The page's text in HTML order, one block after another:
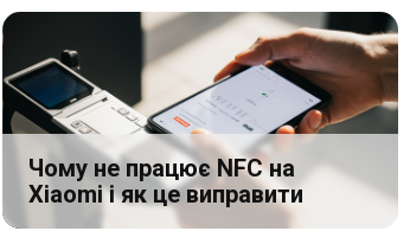
Чому не працює NFC на
Xiaomi і як це виправити